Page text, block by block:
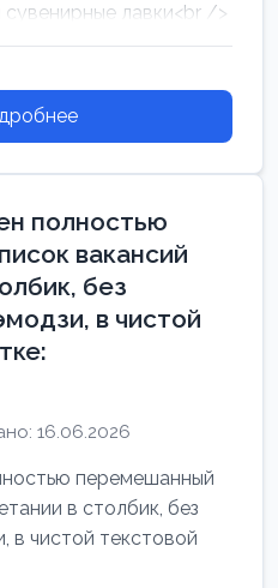
лавки<br />
м...
полностью
вакансий
без
в чистой
16.06.2026
перемешанный
в столбик, без
в чистой текстовой